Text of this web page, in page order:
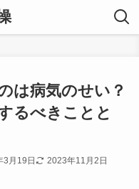
は病気のせい？
るべきことと
3月19日 2023年11月2日